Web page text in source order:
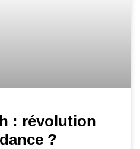
: révolution
?